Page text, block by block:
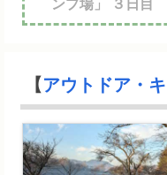
ンプ場」 ３日目
【アウトドア・